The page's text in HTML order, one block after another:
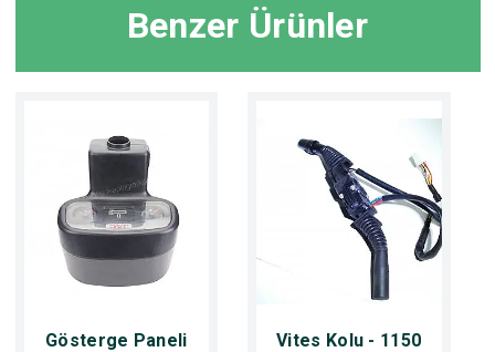
Benzer Ürünler
Gösterge Paneli Vites Kolu - 1150